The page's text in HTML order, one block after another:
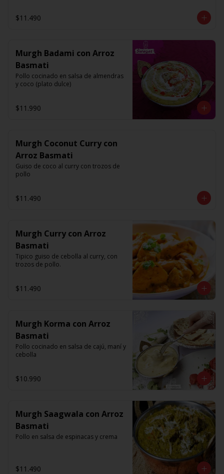
$11.490
Murgh Badami con Arroz
Basmati
Pollo cocinado en salsa de almendras
y coco (plato dulce)
$11.990
Murgh Coconut Curry con
Arroz Basmati
Guiso de coco al curry con trozos de
pollo
$11.490
Murgh Curry con Arroz
Basmati
Tipico guiso de cebolla al curry, con
trozos de pollo.
$11.490
Murgh Korma con Arroz
Basmati
Pollo cocinado en salsa de cajú, maní y
cebolla
$10.990
Murgh Saagwala con Arroz
Basmati
Pollo en salsa de espinacas y crema
$11.490